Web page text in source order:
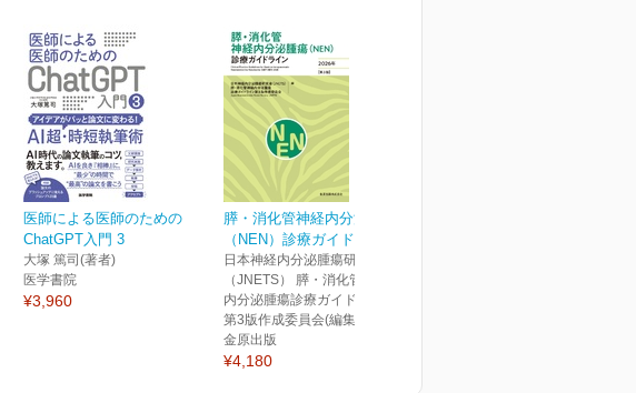
医師による医師のための
ChatGPT入門 3
大塚 篤司(著者)
医学書院
¥3,960
膵・消化管神経内分泌腫瘍
（NEN）診療ガイドライ...
日本神経内分泌腫瘍研究会
（JNETS） 膵・消化管神経
内分泌腫瘍診療ガイドライン
第3版作成委員会(編集)
金原出版
¥4,180